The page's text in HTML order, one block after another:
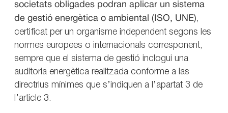
societats obligades podran aplicar un sistema
de gestió energètica o ambiental (ISO, UNE),
certificat per un organisme independent segons les
normes europees o internacionals corresponent,
sempre que el sistema de gestió inclogui una
auditoria energètica realitzada conforme a las
directrius mínimes que s’indiquen a l’apartat 3 de
l’article 3.